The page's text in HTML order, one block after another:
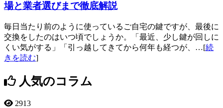
場と業者選びまで徹底解説
毎日当たり前のように使っているご自宅の鍵ですが、最後に
交換をしたのはいつ頃でしょうか。「最近、少し鍵が回しに
くい気がする」「引っ越してきてから何年も経つが、…[続
きを読む]
人気のコラム
2913